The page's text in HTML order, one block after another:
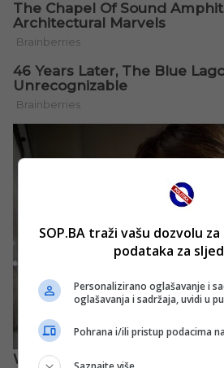
SOP.BA traži vašu dozvolu
podataka za
Personalizirano oglašavanje i
oglašavanja i sadržaja, uvidi u
Pohrana i/ili pristup podacima